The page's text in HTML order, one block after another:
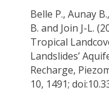
Belle P., Aunay B.,
B. and Join J-L.
Tropical
Landslides’
Recharge,
10, 1491;